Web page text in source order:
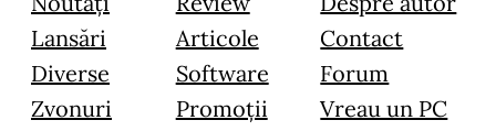
Lansări
Diverse
Zvonuri
Articole
Software
Promoții
Contact
Forum
Vreau un PC